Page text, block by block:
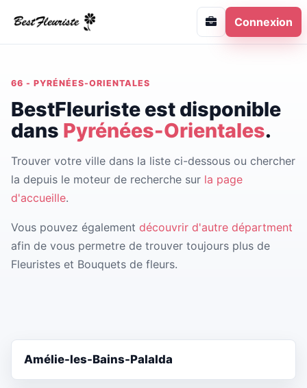
Connexion
66 - PYRÉNÉES-ORIENTALES
BestFleuriste est disponible
dans Pyrénées-Orientales.
Trouver votre ville dans la liste ci-dessous ou chercher
la depuis le moteur de recherche sur la page
d'accueille.
Vous pouvez également découvrir d'autre départment
afin de vous permetre de trouver toujours plus de
Fleuristes et Bouquets de fleurs.
Amélie-les-Bains-Palalda